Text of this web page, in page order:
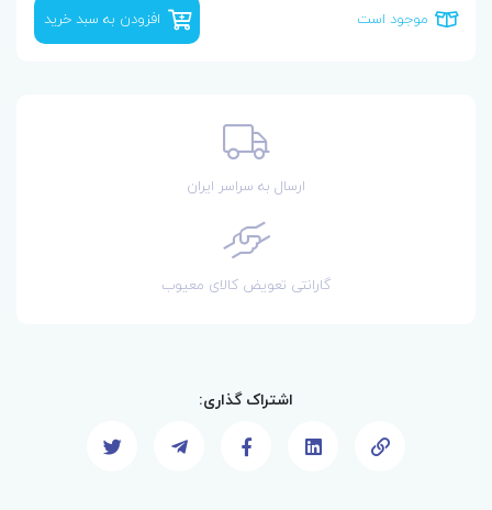
موجود است افزودن به سبد خرید
ارسال به سراسر ایران
گارانتی تعویض کالای معیوب
اشتراک گذاری: